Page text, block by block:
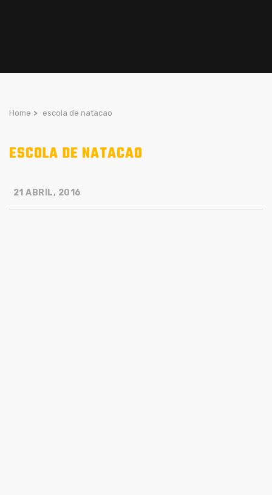
Home > escola de natacao
ESCOLA DE NATACAO
21 ABRIL, 2016